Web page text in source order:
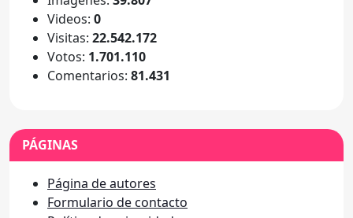
Videos: 0
Visitas: 22.542.172
Votos: 1.701.110
Comentarios: 81.431
PÁGINAS
Página de autores
Formulario de contacto